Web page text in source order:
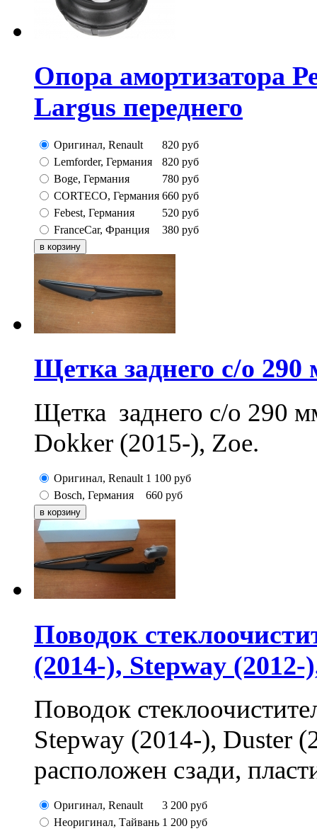
Опора амортизатора
Largus переднего
Оригинал, Renault 820 руб
Lemforder, Германия
820 руб
Boge, Германия
780 руб
CORTECO, Германия 660 руб
Febest, Германия
520 руб
FranceCar, Франция
380 руб
Щетка заднего с/о
Щетка заднего с/о 290
Dokker (2015-), Zoe.
Оригинал, Renault 1 100 руб
Bosch, Германия
660 руб
Поводок
(2014-), Stepway
Поводок
Stepway (2014-), Duster
расположен сзади,
Оригинал, Renault 3 200 руб
Неоригинал, Тайвань 1 200 руб